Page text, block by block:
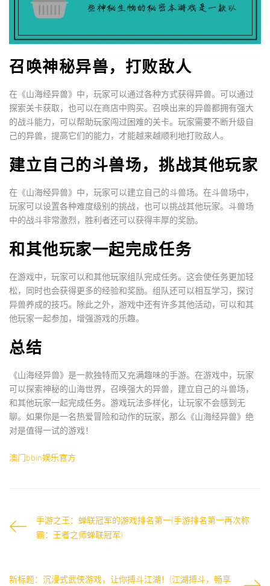
召唤神秘异兽，打败敌人
在《山海经异兽》中，玩家可以通过各种方式获得异兽。可以通过
探索关卡获取，也可以在商店中购买。召唤出来的异兽都拥有强大
的战斗能力，可以帮助玩家闯过困难的关卡。玩家需要不断升级自
己的异兽，提高它们的能力，才能越来越顺利地打败敌人。
建立自己的斗兽场，挑战其他玩家
在《山海经异兽》中，玩家可以建立自己的斗兽场。在斗兽场中，
玩家可以设置各种难度级别的挑战，也可以挑战其他玩家。斗兽场
中的战斗非常激烈，胜利者还可以获得丰厚的奖励。
和其他玩家一起完成任务
在游戏中，玩家可以和其他玩家组队完成任务。这会使任务更加轻
松，同时也会获得更多的经验和奖励。组队还可以相互学习，探讨
异兽养成的技巧。除此之外，游戏中还有许多其他活动，可以和其
他玩家一起参加，增强游戏的乐趣。
总结
《山海经异兽》是一款独特而又充满趣味的手游。在游戏中，玩家
可以探索神秘的山海世界，召唤强大的异兽，建立自己的斗兽场，
和其他玩家一起完成任务。游戏玩法多样化，让玩家不会感到无
聊。如果你是一名热爱冒险和动作的玩家，那么《山海经异兽》绝
对是值得一试的游戏！
澳门bbin娱乐官方
手游之王：蝉联冠军的游戏排名第一(手游排名第一再次称
霸：王者之师蝉联冠军)
新标题：沉浸式武侠游戏，让你搏斗江湖！(江湖搏斗，畅享